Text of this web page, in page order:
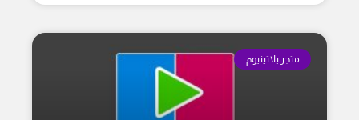
متجر بلاتينيوم